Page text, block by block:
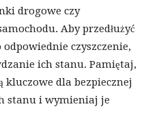
drogowe czy
Aby przedłużyć
czyszczenie,
ich stanu. Pamiętaj,
kluczowe dla bezpiecznej
stanu i wymieniaj je